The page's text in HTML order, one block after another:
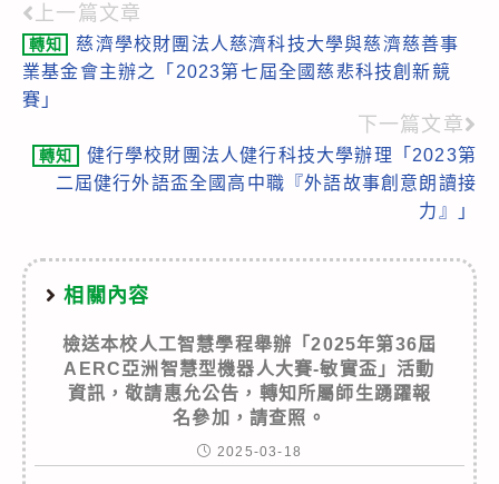
Read
more
articles
上一篇文章
轉知
慈濟學校財團法人慈濟科技大學與慈濟慈善事
業基金會主辦之「2023第七屆全國慈悲科技創新競
賽」
下一篇文章
轉知
健行學校財團法人健行科技大學辦理「2023第
二屆健行外語盃全國高中職『外語故事創意朗讀接
力』」
相關內容
檢送本校人工智慧學程舉辦「2025年第36屆
AERC亞洲智慧型機器人大賽-敏實盃」活動
資訊，敬請惠允公告，轉知所屬師生踴躍報
名參加，請查照。
2025-03-18